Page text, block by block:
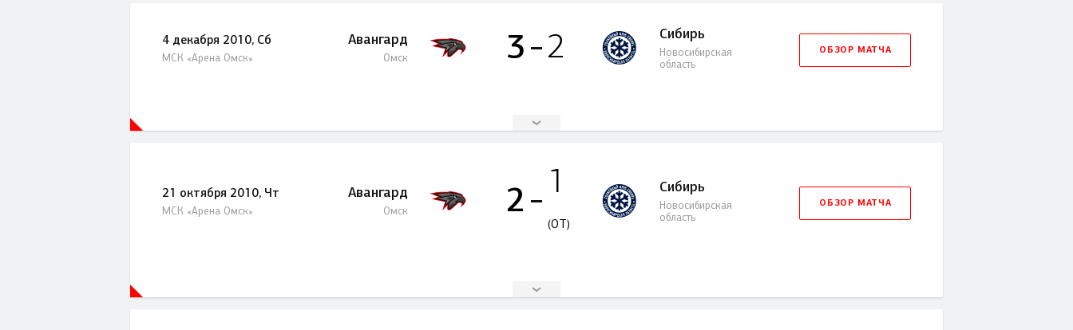
4 декабря 2010, Сб
МСК «Арена Омск»
Авангард
Омск 3 Сибирь
Новосибирская
область
2 ОБЗОР МАТЧА
21 октября 2010, Чт
МСК «Арена Омск»
Авангард
Омск 2 Сибирь
Новосибирская
область
1
(OT)
ОБЗОР МАТЧА